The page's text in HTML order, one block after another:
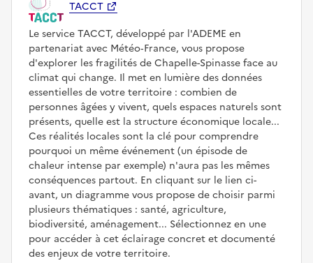
TACCT
Le service TACCT, développé par l'ADEME en
partenariat avec Météo‑France, vous propose
d'explorer les fragilités de Chapelle-Spinasse face au
climat qui change. Il met en lumière des données
essentielles de votre territoire : combien de
personnes âgées y vivent, quels espaces naturels sont
présents, quelle est la structure économique locale...
Ces réalités locales sont la clé pour comprendre
pourquoi un même événement (un épisode de
chaleur intense par exemple) n'aura pas les mêmes
conséquences partout. En cliquant sur le lien ci-
avant, un diagramme vous propose de choisir parmi
plusieurs thématiques : santé, agriculture,
biodiversité, aménagement... Sélectionnez en une
pour accéder à cet éclairage concret et documenté
des enjeux de votre territoire.